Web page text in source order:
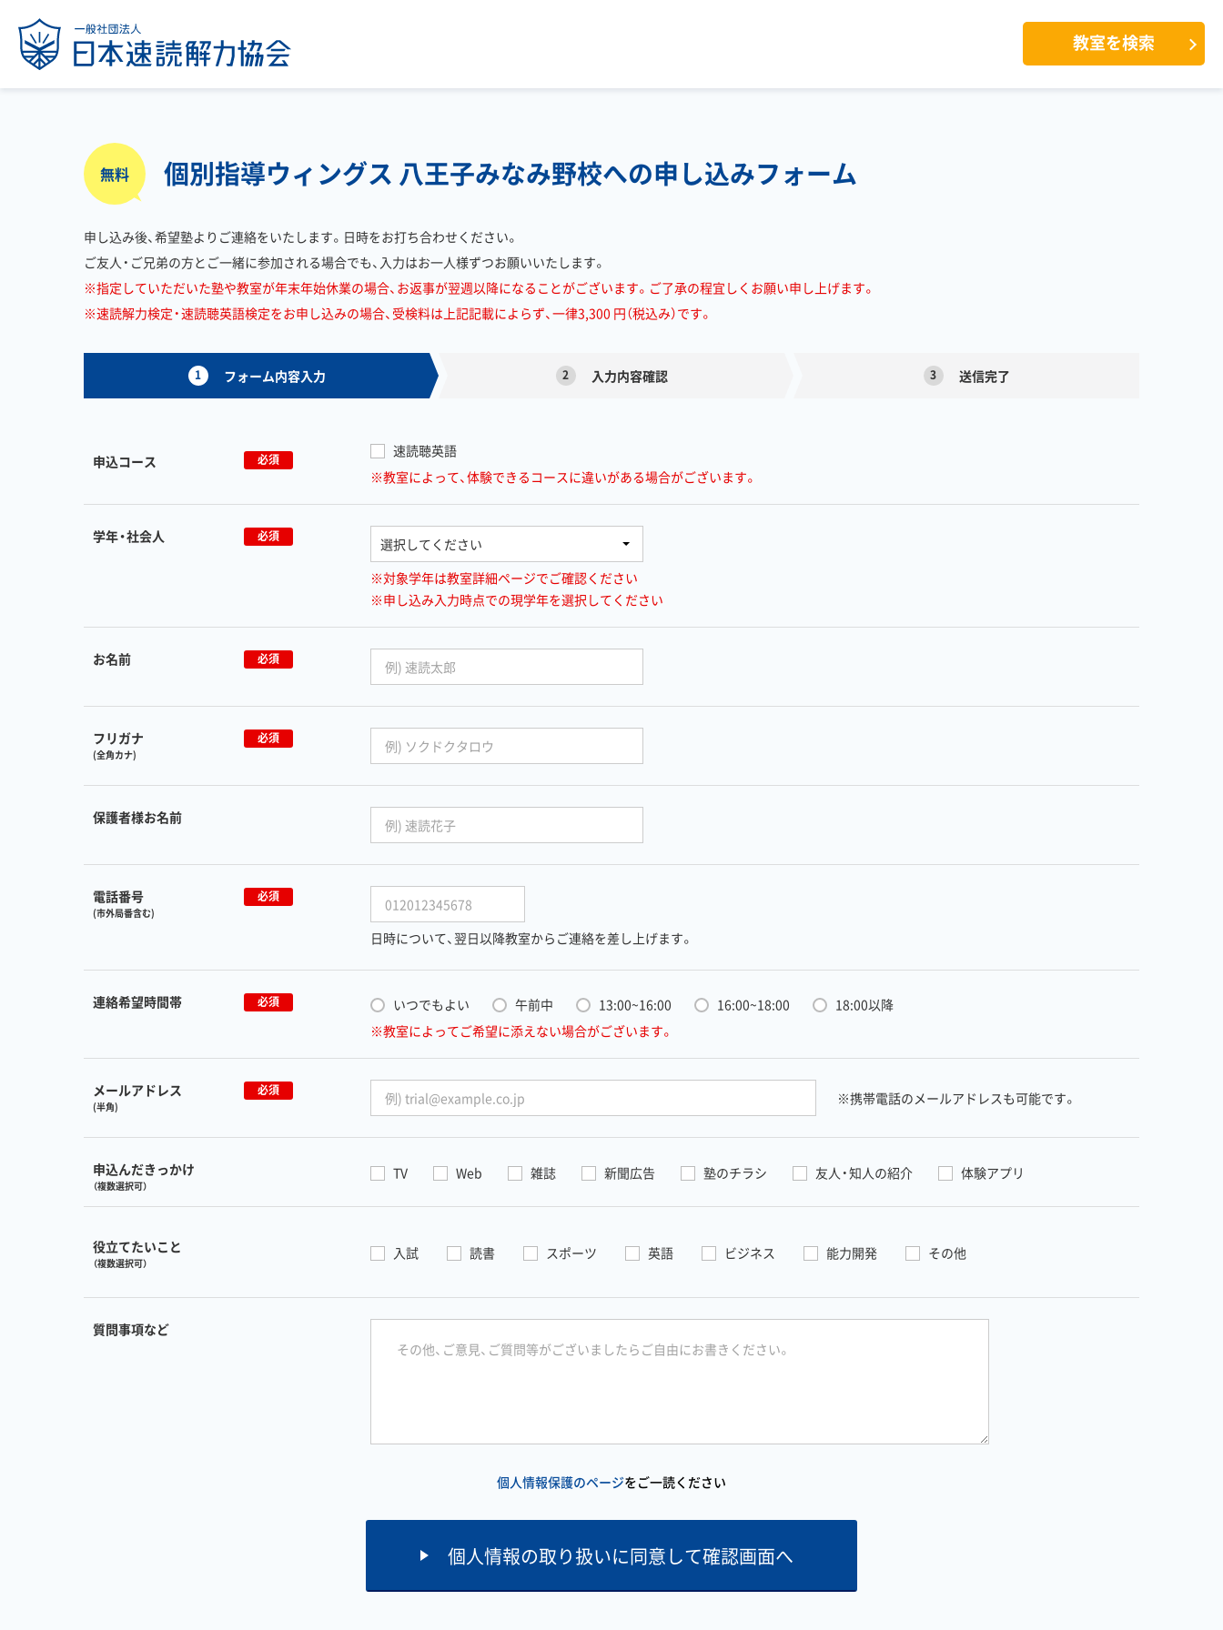
教室を検索
無料 個別指導ウィングス 八王子みなみ野校への申し込みフォーム
申し込み後、希望塾よりご連絡をいたします。日時をお打ち合わせください。
ご友人・ご兄弟の方とご一緒に参加される場合でも、入力はお一人様ずつお願いいたします。
※指定していただいた塾や教室が年末年始休業の場合、お返事が翌週以降になることがございます。ご了承の程宜しくお願い申し上げます。
※速読解力検定・速読聴英語検定をお申し込みの場合、受検料は上記記載によらず、一律3,300 円（税込み）です。
1 フォーム内容入力 2 入力内容確認 3 送信完了
申込コース 必須
速読聴英語
※教室によって、体験できるコースに違いがある場合がございます。
学年・社会人 必須
※対象学年は教室詳細ページでご確認ください
※申し込み入力時点での現学年を選択してください
お名前 必須
フリガナ
(全角カナ)
必須
保護者様お名前
電話番号
(市外局番含む)
必須
日時について、 翌日以降教室からご連絡を差し上げます。
連絡希望時間帯 必須 いつでもよい 午前中 13:00~16:00 16:00~18:00
18:00以降
※教室によってご希望に添えない場合がございます。
メールアドレス
(半角)
必須 ※携帯電話のメールアドレスも可能です。
申込んだきっかけ
（複数選択可）
TV Web 雑誌 新聞広告 塾のチラシ 友人・知人の紹介 体験アプリ
役立てたいこと
（複数選択可）
入試 読書 スポーツ 英語 ビジネス 能力開発 その他
質問事項など
個人情報保護のページをご一読ください